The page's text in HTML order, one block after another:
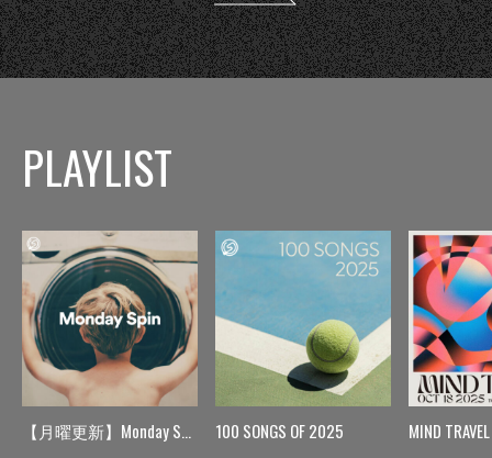
PLAYLIST
【月曜更新】Monday Spin 100 SONGS OF 2025 MIND TRAVEL